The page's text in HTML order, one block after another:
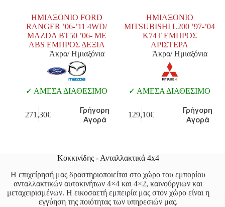
ΗΜΙΑΞΟΝΙΟ FORD
RANGER ’06-’11 4WD/
MAZDA BT50 ’06- MΕ
ABS ΕΜΠΡΟΣ ΔΕΞΙΑ
Άκρα/ Ημιαξόνια
ΑΜΕΣΑ ΔΙΑΘΕΣΙΜΟ
271,30€
Γρήγορη
Αγορά
ΗΜΙΑΞΟΝΙΟ
MITSUBISHI L200 ’97-’04
K74T ΕΜΠΡΟΣ
APIΣΤΕΡΑ
Άκρα/ Ημιαξόνια
ΑΜΕΣΑ ΔΙΑΘΕΣΙΜΟ
129,10€
Γρήγορη
Αγορά
Κοκκινίδης - Ανταλλακτικά 4x4
Η επιχείρησή μας δραστηριοποιείται στο χώρο του εμπορίου
ανταλλακτικών αυτοκινήτων 4×4 και 4×2, καινούργιων και
μεταχειρισμένων. Η εικοσαετή εμπειρία μας στον χώρο είναι η
εγγύηση της ποιότητας των υπηρεσιών μας.